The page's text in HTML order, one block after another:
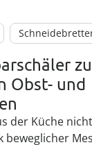
Obst- und
der Küche
beweglicher